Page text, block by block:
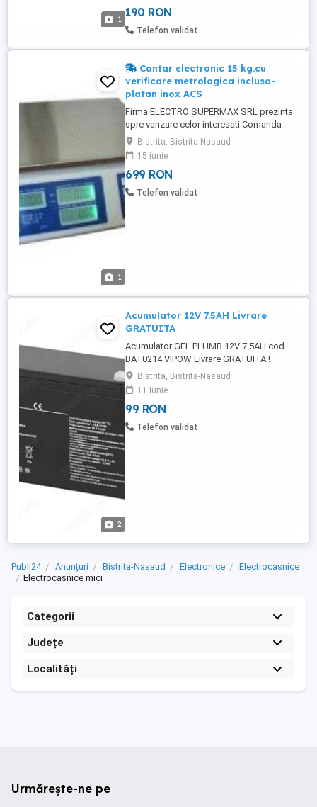
1
alba - inaltime: 48 cm, - latime: 23.5 cm, -
grosime: 7 cm, Informatii suplimentare: -
190 RON
Telefon validat
1
Cantar electronic 15 kg.cu
verificare metrologica inclusa-
platan inox ACS
Firma ELECTRO SUPERMAX SRL prezinta
spre vanzare celor interesati Comanda
online NON STOP accesand magazinul
online Comanda telefonic sau online pe
elsmax.ro Cantare electronice marca ACS
de 15 kg. Cantarele sunt omologate CE cu
Cer5tificat de conformitate si Verificare
Bistrita, Bistrita-Nasaud
15 iunie
699 RON
Telefon validat
2
Acumulator 12V 7.5AH Livrare
GRATUITA
Acumulator GEL PLUMB 12V 7.5AH cod
BAT0214 VIPOW Livrare GRATUITA !
Recomandat pentru pentru cantare
electronice, alarme, sisteme de
supraveghere video, UPS-uri, Caracteristici
tehnice: Tensiune: 12 V Capacitate: 7.5 Ah
Dimensiuni: - Lungime: 151 mm - Lățime:
Bistrita, Bistrita-Nasaud
11 iunie
99 RON
Telefon validat
Publi24 Anunțuri Bistrita-Nasaud Electronice
Electrocasnice
Electrocasnice mici
Categorii
Județe
Localități
Urmărește-ne pe